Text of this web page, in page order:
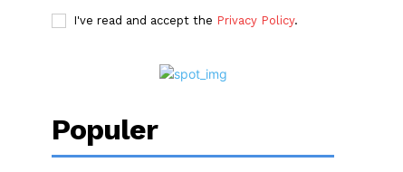
I've read and accept the Privacy Policy.
Populer